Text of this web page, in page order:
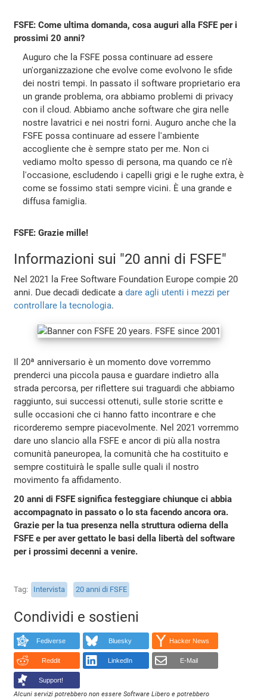
FSFE: Come ultima domanda, cosa auguri alla FSFE per i
prossimi 20 anni?
Auguro che la FSFE possa continuare ad essere
un'organizzazione che evolve come evolvono le sfide
dei nostri tempi. In passato il software proprietario era
un grande problema, ora abbiamo problemi di privacy
con il cloud. Abbiamo anche software che gira nelle
nostre lavatrici e nei nostri forni. Auguro anche che la
FSFE possa continuare ad essere l'ambiente
accogliente che è sempre stato per me. Non ci
vediamo molto spesso di persona, ma quando ce n'è
l'occasione, escludendo i capelli grigi e le rughe extra, è
come se fossimo stati sempre vicini. È una grande e
diffusa famiglia.
FSFE: Grazie mille!
Informazioni sui "20 anni di FSFE"
Nel 2021 la Free Software Foundation Europe compie 20
anni. Due decadi dedicate adare agli utenti i mezzi per
controllare la tecnologia.
Il 20ª anniversario è un momento dove vorremmo
prenderci una piccola pausa e guardare indietro alla
strada percorsa, per riflettere sui traguardi che abbiamo
raggiunto, sui successi ottenuti, sulle storie scritte e
sulle occasioni che ci hanno fatto incontrare e che
ricorderemo sempre piacevolmente. Nel 2021 vorremmo
dare uno slancio alla FSFE e ancor di più alla nostra
comunità paneuropea, la comunità che ha costituito e
sempre costituirà le spalle sulle quali il nostro
movimento fa affidamento.
20 anni di FSFE significa festeggiare chiunque ci abbia
accompagnato in passato o lo sta facendo ancora ora.
Grazie per la tua presenza nella struttura odierna della
FSFE e per aver gettato le basi della libertà del software
per i prossimi decenni a venire.
Tag Intervista 20 anni di FSFE
Condividi e sostieni
Fediverse Bluesky Hacker News
Reddit LinkedIn E-Mail
Support!
Alcuni servizi potrebbero non essere Software Libero e potrebbero